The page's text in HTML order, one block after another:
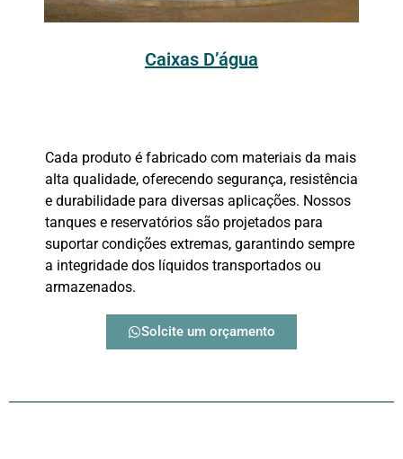
Caixas D’água
Cada produto é fabricado com materiais da mais
alta qualidade, oferecendo segurança, resistência
e durabilidade para diversas aplicações. Nossos
tanques e reservatórios são projetados para
suportar condições extremas, garantindo sempre
a integridade dos líquidos transportados ou
armazenados.
Solcite um orçamento